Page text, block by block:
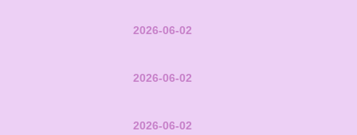
2026-06-02
2026-06-02
2026-06-02